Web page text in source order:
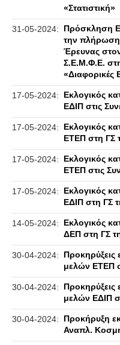
«Στατιστική»
31-05-2024:
Πρόσκληση
την πλήρωση
Έρευνας
Σ.Ε.Μ.Φ.Ε.
«Διαφορικές
17-05-2024:
Εκλογικός
ΕΔΙΠ στις
17-05-2024:
Εκλογικός
ΕΤΕΠ στη ΓΣ
17-05-2024:
Εκλογικός
ΕΤΕΠ στις
17-05-2024:
Εκλογικός
ΕΔΙΠ στη ΓΣ
14-05-2024:
Εκλογικός
ΔΕΠ στη ΓΣ
30-04-2024:
μελών ΕΤΕΠ
30-04-2024:
μελών ΕΔΙΠ
30-04-2024:
Προκήρυξη
Αναπλ.